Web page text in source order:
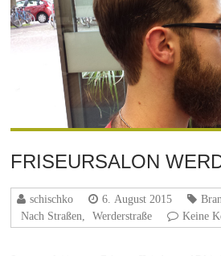
FRISEURSALON
schischko 6. August 2015
Nach Straßen
Werderstraße Keine